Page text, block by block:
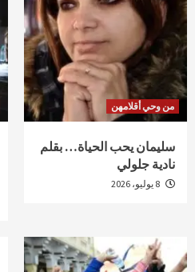
من وحي أقلامهن
سليمان يحب الحياة… بقلم
نادية جلولي